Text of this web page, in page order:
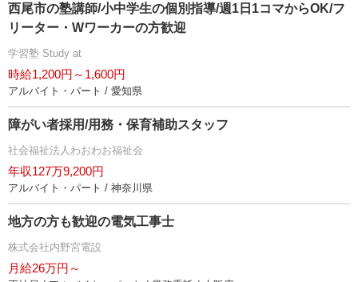
西尾市の塾講師/小中学生の個別指導/週1日1コマからOK/フ
リーター・Wワーカーの方歓迎
学習塾 Study at
時給1,200円～1,600円
アルバイト・パート / 愛知県
障がい者採用/用務・保育補助スタッフ
社会福祉法人わおわお福祉会
年収127万9,200円
アルバイト・パート / 神奈川県
地方の方も歓迎の電気工事士
株式会社内野宮電設
月給26万円～